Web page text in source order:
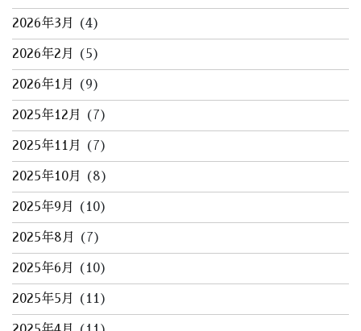
2026年3月 (4)
2026年2月 (5)
2026年1月 (9)
2025年12月 (7)
2025年11月 (7)
2025年10月 (8)
2025年9月 (10)
2025年8月 (7)
2025年6月 (10)
2025年5月 (11)